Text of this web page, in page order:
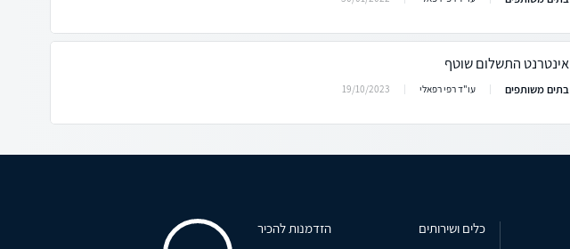
אינטרנט התשלום שוטף
בתים משותפים עו"ד רפי רפאלי 19/10/2023
כלים ושירותים הזדמנות להכיר